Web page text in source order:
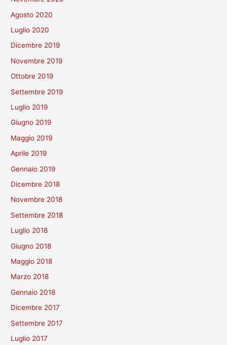
Agosto 2020
Luglio 2020
Dicembre 2019
Novembre 2019
Ottobre 2019
Settembre 2019
Luglio 2019
Giugno 2019
Maggio 2019
Aprile 2019
Gennaio 2019
Dicembre 2018
Novembre 2018
Settembre 2018
Luglio 2018
Giugno 2018
Maggio 2018
Marzo 2018
Gennaio 2018
Dicembre 2017
Settembre 2017
Luglio 2017